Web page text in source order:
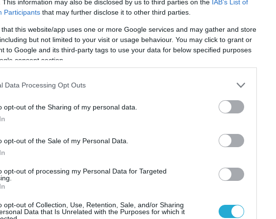
This information may also be disclosed by us to third parties on the IAB’s List of
Participants that may further disclose it to other third parties.
that this website/app uses one or more Google services and may gather and store
but not limited to your visit or usage behaviour. You may click to grant or
to Google and its third-party tags to use your data for below specified purposes
consent section.
Data Processing Opt Outs
opt-out of the Sharing of my personal data.
opt-out of the Sale of my Personal Data.
opt-out of processing my Personal Data for Targeted
opt-out of Collection, Use, Retention, Sale, and/or Sharing
Data that Is Unrelated with the Purposes for which it
ΑΡΘΡΟ